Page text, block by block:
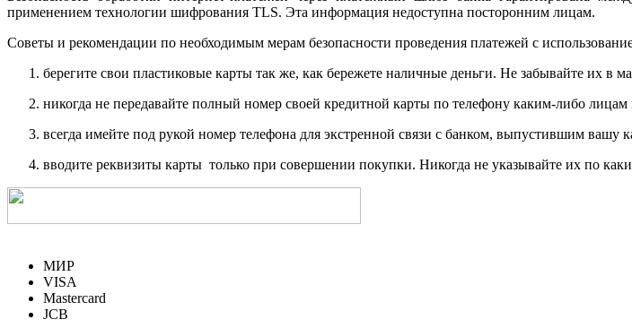
применением технологии шифрования TLS. Эта информация недоступна посторонним лицам.
Советы и рекомендации по необходимым мерам безопасности проведения платежей с
берегите свои пластиковые карты так же, как бережете наличные деньги. Не забывайте их в
никогда не передавайте полный номер своей кредитной карты по телефону каким-либо
всегда имейте под рукой номер телефона для экстренной связи с банком, выпустившим вашу
вводите реквизиты карты только при совершении покупки. Никогда не указывайте их по
МИР
VISA
Mastercard
JCB